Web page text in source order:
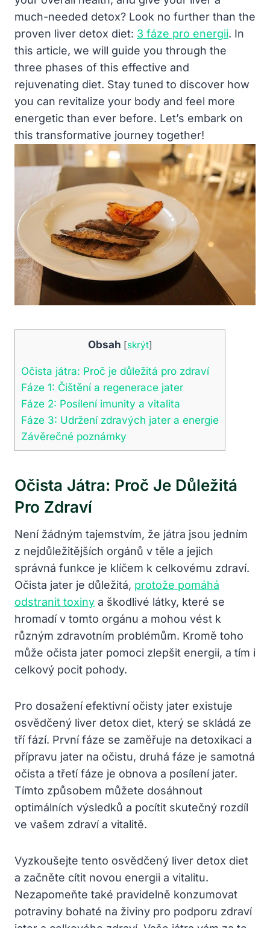
much-needed detox? Look no further than the
proven liver detox diet: 3 fáze pro energii. In
this article, we will guide you through the
three phases of this effective and
rejuvenating diet. Stay tuned to discover how
you can revitalize your body and feel more
energetic than ever before. Let’s embark on
this transformative journey together!
Obsah [skrýt]
Očista játra: Proč je důležitá pro zdraví
Fáze 1: Čištění a regenerace jater
Fáze 2: Posílení imunity a vitalita
Fáze 3: Udržení zdravých jater a energie
Závěrečné poznámky
Očista Játra: Proč Je Důležitá
Pro Zdraví
Není žádným tajemstvím, že játra jsou jedním
z nejdůležitějších orgánů v těle a jejich
správná funkce je klíčem k celkovému zdraví.
Očista jater je důležitá, protože pomáhá
odstranit toxiny a škodlivé látky, které se
hromadí v tomto orgánu a mohou vést k
různým zdravotním problémům. Kromě toho
může očista jater pomoci zlepšit energii, a tím i
celkový pocit pohody.
Pro dosažení efektivní očisty jater existuje
osvědčený liver detox diet, který se skládá ze
tří fází. První fáze se zaměřuje na detoxikaci a
přípravu jater na očistu, druhá fáze je samotná
očista a třetí fáze je obnova a posílení jater.
Tímto způsobem můžete dosáhnout
optimálních výsledků a pocítit skutečný rozdíl
ve vašem zdraví a vitalitě.
Vyzkoušejte tento osvědčený liver detox diet
a začněte cítit novou energii a vitalitu.
Nezapomeňte také pravidelně konzumovat
potraviny bohaté na živiny pro podporu zdraví